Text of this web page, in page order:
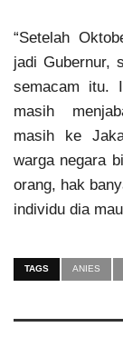
“Setelah
jadi Gubernur,
semacam itu.
masih
masih ke
warga negara
orang, hak
individu dia
TAGS ANIES